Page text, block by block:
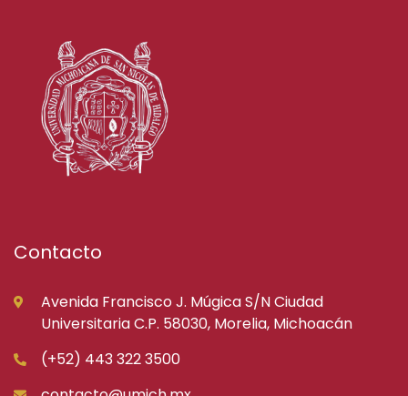
Contacto
Avenida Francisco J. Múgica S/N Ciudad
Universitaria C.P. 58030, Morelia, Michoacán
(+52) 443 322 3500